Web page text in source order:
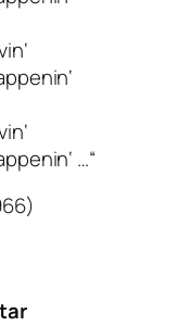
…“